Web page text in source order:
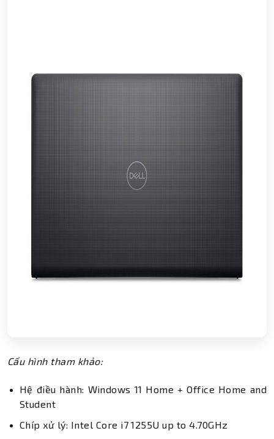
Cấu hình tham khảo:
Hệ điều hành: Windows 11 Home + Office Home and
Student
Chíp xử lý: Intel Core i7 1255U up to 4.70GHz